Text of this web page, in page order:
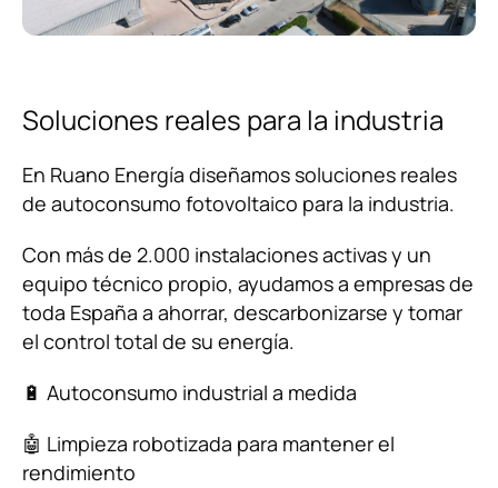
Contacto
Soluciones reales para la industria
En Ruano Energía diseñamos soluciones reales
de autoconsumo fotovoltaico para la industria.
Con más de 2.000 instalaciones activas y un
equipo técnico propio, ayudamos a empresas de
toda España a ahorrar, descarbonizarse y tomar
el control total de su energía.
🔋 Autoconsumo industrial a medida
🤖 Limpieza robotizada para mantener el
rendimiento